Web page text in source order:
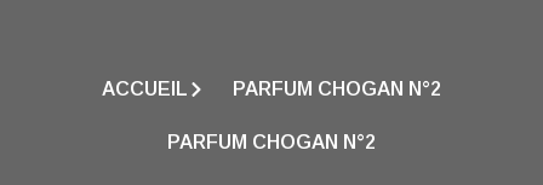
ACCUEIL PARFUM CHOGAN N°2
PARFUM CHOGAN N°2